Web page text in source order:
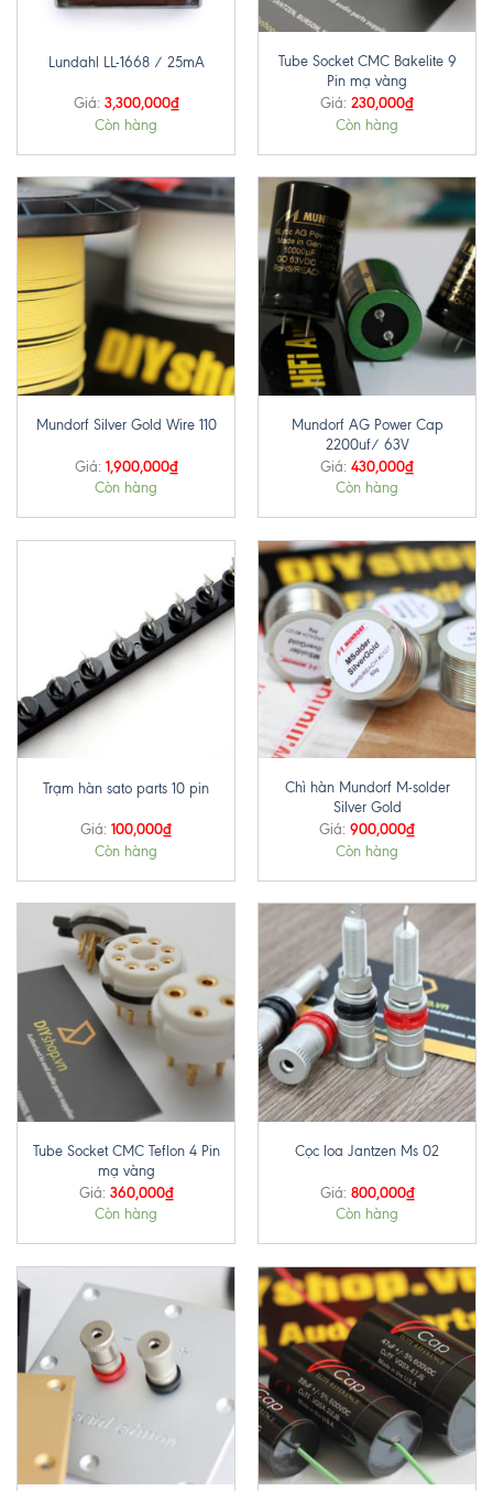
Lundahl LL-1668 / 25mA
Giá: 3,300,000₫
Còn hàng
Tube Socket CMC Bakelite 9
Pin mạ vàng
Giá: 230,000₫
Còn hàng
Mundorf Silver Gold Wire 110
Giá: 1,900,000₫
Còn hàng
Mundorf AG Power Cap
2200uf/ 63V
Giá: 430,000₫
Còn hàng
Trạm hàn sato parts 10 pin
Giá: 100,000₫
Còn hàng
Chì hàn Mundorf M-solder
Silver Gold
Giá: 900,000₫
Còn hàng
Tube Socket CMC Teflon 4 Pin
mạ vàng
Giá: 360,000₫
Còn hàng
Cọc loa Jantzen Ms 02
Giá: 800,000₫
Còn hàng